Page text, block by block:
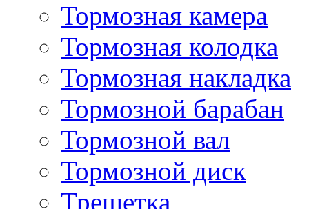
Тормозная камера
Тормозная колодка
Тормозная накладка
Тормозной барабан
Тормозной вал
Тормозной диск
Трещетка